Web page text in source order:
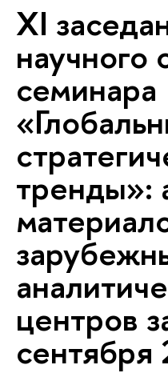
XI
научного
семинара
тренды»:
центров
сентября